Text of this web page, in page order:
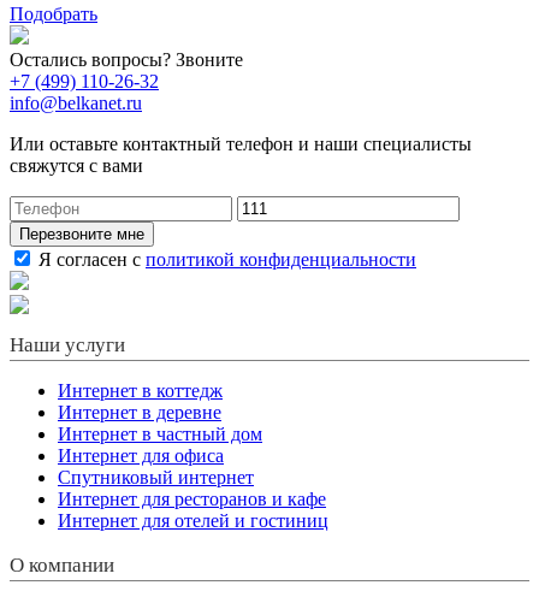
Подобрать
Остались вопросы? Звоните
+7 (499) 110-26-32
info@belkanet.ru
Или оставьте контактный телефон и наши специалисты
свяжутся с вами
Перезвоните мне
Я согласен с политикой конфиденциальности
Наши услуги
Интернет в коттедж
Интернет в деревне
Интернет в частный дом
Интернет для офиса
Спутниковый интернет
Интернет для ресторанов и кафе
Интернет для отелей и гостиниц
О компании